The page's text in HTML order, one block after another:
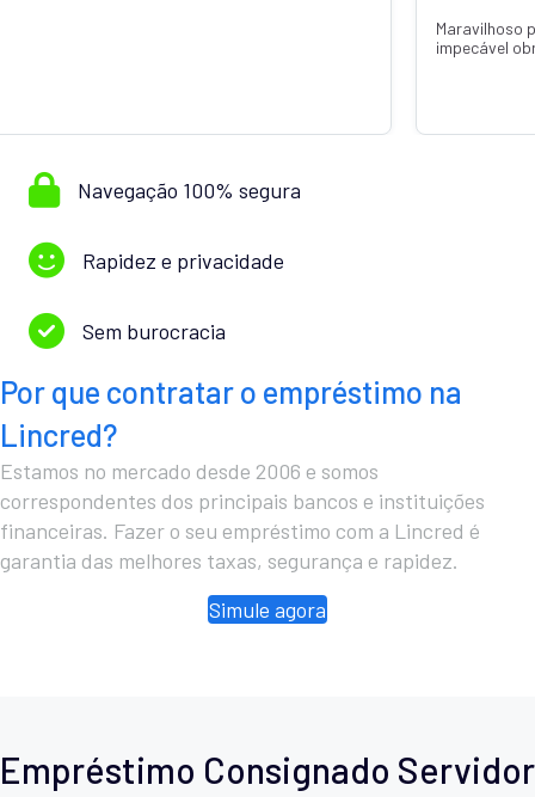
Maravilhoso pode confiar caiu super
impecável obrigada Thainá Jandotti
Navegação 100% segura
Rapidez e privacidade
Sem burocracia
Por que contratar o empréstimo na
Lincred?
Estamos no mercado desde 2006 e somos
correspondentes dos principais bancos e instituições
financeiras. Fazer o seu empréstimo com a Lincred é
garantia das melhores taxas, segurança e rapidez.
Simule agora
Empréstimo Consignado Servidor